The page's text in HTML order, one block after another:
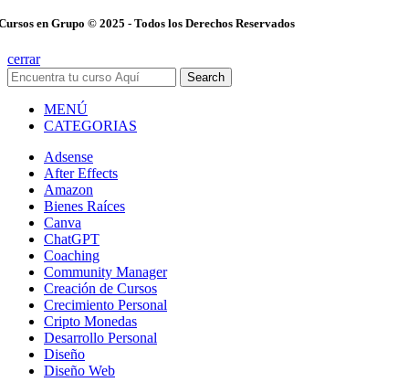
en Grupo © 2025 - Todos los Derechos Reservados
cerrar
Search
MENÚ
CATEGORIAS
Adsense
After Effects
Amazon
Bienes Raíces
Canva
ChatGPT
Coaching
Community Manager
Creación de Cursos
Crecimiento Personal
Cripto Monedas
Desarrollo Personal
Diseño
Diseño Web